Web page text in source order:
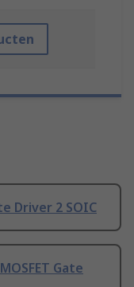
Driver 2 SOIC
Gate